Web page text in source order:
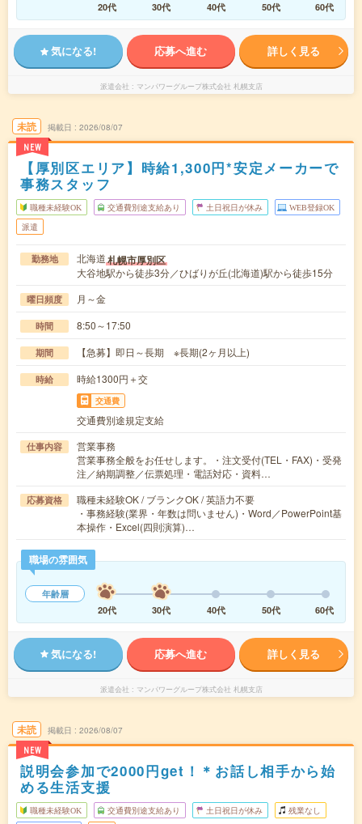
20代 30代 40代 50代 60代
気になる! 応募へ進む 詳しく見る
派遣会社 マンパワーグループ株式会社 札幌支店
未読
NEW
掲載日 2026/08/07
【厚別区エリア】時給1,300円*安定メーカーで
事務スタッフ
職種未経験OK 交通費別途支給あり 土日祝日が休み WEB登録OK
派遣
勤務地 北海道札幌市厚別区
大谷地駅から徒歩3分／ひばりが丘(北海道)駅から徒歩15分
曜日頻度 月～金
時間 8:50～17:50
期間 【急募】即日～長期 ※長期(2ヶ月以上)
時給 時給1300円＋交
交通費
交通費別途規定支給
仕事内容
営業事務
営業事務全般をお任せします。・注文受付(TEL・FAX)・受発
注／納期調整／伝票処理・電話対応・資料…
応募資格
職種未経験OK / ブランクOK / 英語力不要
・事務経験(業界・年数は問いません)・Word／PowerPoint基
本操作・Excel(四則演算)…
職場の雰囲気
年齢層
20代
30代 40代 50代 60代
気になる! 応募へ進む 詳しく見る
派遣会社 マンパワーグループ株式会社 札幌支店
未読
NEW
掲載日 2026/08/07
説明会参加で2000円get！＊お話し相手から始
める生活支援
職種未経験OK 交通費別途支給あり 土日祝日が休み 残業なし